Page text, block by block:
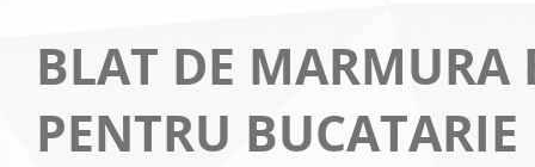
BLAT DE MARMURA
PENTRU BUCATARIE